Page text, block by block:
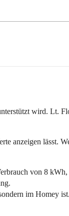
wird. Lt.
anzeigen lässt.
von 8
im Homey ist.